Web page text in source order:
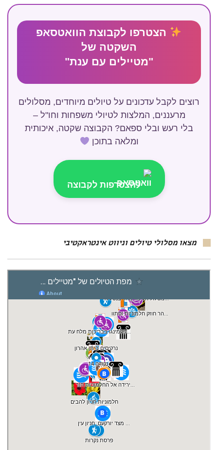
הצטרפו לקבוצת הוואטסאפ
השקטה של
"מטיילים עם ענת"
רוצים לקבל עדכונים על טיולים מיוחדים, מסלולים
מרעננים, המלצות לטיולי משפחות וחו"ל –
בלי רעש ובלי ספאם? הקבוצה שקטה, איכותית
ומלאה בתוכן
להצטרפות לקבוצה
מצאו מסלולי טיולים וניווט אינטראקטיבי